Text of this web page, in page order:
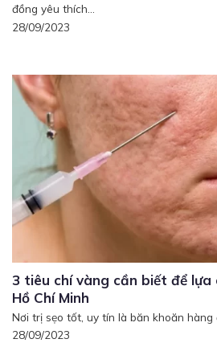
đồng yêu thích...
28/09/2023
3 tiêu chí vàng cần biết để
Hồ Chí Minh
Nơi trị sẹo tốt, uy tín là băn khoăn hàng
28/09/2023